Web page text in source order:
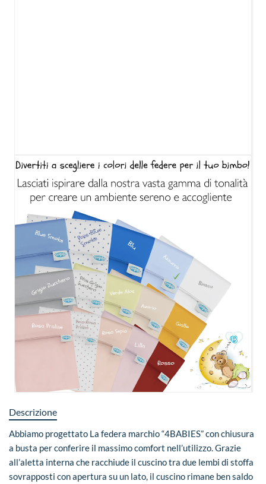
Descrizione
Abbiamo progettato La federa marchio “4BABIES” con chiusura
a busta per conferire il massimo comfort nell’utilizzo. Grazie
all’aletta interna che racchiude il cuscino tra due lembi di stoffa
sovrapposti con apertura su un lato, il cuscino rimane ben saldo